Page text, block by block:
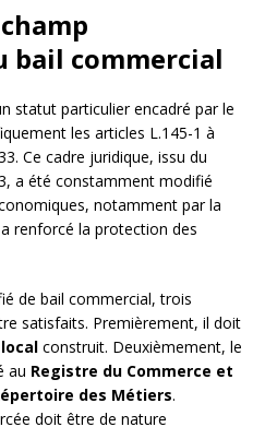
bail commercial
statut particulier encadré par le
les articles L.145-1 à
Ce cadre juridique, issu du
a été constamment modifié
notamment par la
renforcé la protection des
de bail commercial, trois
satisfaits. Premièrement, il doit
construit. Deuxièmement, le
au Registre du Commerce et
des Métiers.
doit être de nature